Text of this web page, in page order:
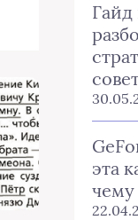
Гайд
эта
чему